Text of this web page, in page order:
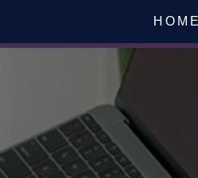
HOME